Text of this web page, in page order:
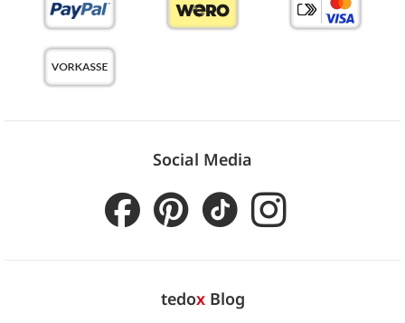
Social Media
tedoxBlog